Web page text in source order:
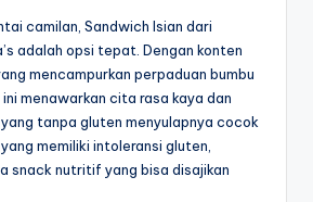
camilan, Sandwich Isian dari
adalah opsi tepat. Dengan konten
mencampurkan perpaduan bumbu
menawarkan cita rasa kaya dan
tanpa gluten menyulapnya cocok
memiliki intoleransi gluten,
snack nutritif yang bisa disajikan